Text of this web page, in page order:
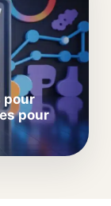
pour
pour